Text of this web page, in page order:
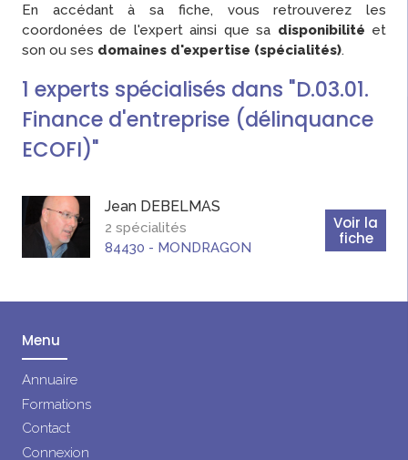
En accédant à sa fiche, vous retrouverez les
coordonées de l'expert ainsi que sa disponibilité et
son ou ses domaines d'expertise (spécialités).
1 experts spécialisés dans "D.03.01.
Finance d'entreprise (délinquance
ECOFI)"
Jean DEBELMAS
2 spécialités
84430 - MONDRAGON
Voir la
fiche
Menu
Annuaire
Formations
Contact
Connexion